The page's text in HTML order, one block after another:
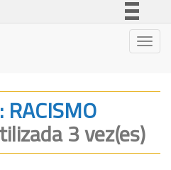
Legislação
Canais
3 vez(es)